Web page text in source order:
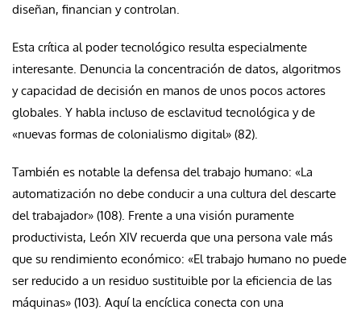
diseñan, financian y controlan.
Esta crítica al poder tecnológico resulta especialmente
interesante. Denuncia la concentración de datos, algoritmos
y capacidad de decisión en manos de unos pocos actores
globales. Y habla incluso de esclavitud tecnológica y de
«nuevas formas de colonialismo digital» (82).
También es notable la defensa del trabajo humano: «La
automatización no debe conducir a una cultura del descarte
del trabajador» (108). Frente a una visión puramente
productivista, León XIV recuerda que una persona vale más
que su rendimiento económico: «El trabajo humano no puede
ser reducido a un residuo sustituible por la eficiencia de las
máquinas» (103). Aquí la encíclica conecta con una